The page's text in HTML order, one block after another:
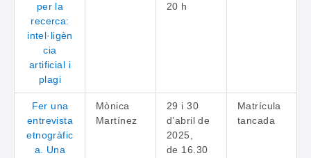
per la
recerca:
intel·ligèn
cia
artificial i
plagi
20 h
Fer una
entrevista
etnogràfic
a. Una
Mònica
Martínez
29 i 30
d’abril de
2025,
de 16.30
Matrícula
tancada